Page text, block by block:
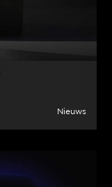
Nieuws